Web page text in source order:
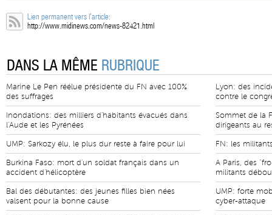
Lien permanent vers l'article:
http://www.midinews.com/news-82421.html
DANS LA MÊME RUBRIQUE
Marine Le Pen réélue présidente du FN avec 100%
des suffrages
Inondations: des milliers d'habitants évacués dans
l'Aude et les Pyrénées
UMP: Sarkozy élu, le plus dur reste à faire pour lui
Burkina Faso: mort d'un soldat français dans un
accident d'hélicoptère
Bal des débutantes: des jeunes filles bien nées
valsent pour la bonne cause
Lyon: des
contre le
Sommet de la
dirigeants au
FN: les
A Paris, des
militants
UMP: forte
cyber-attaque